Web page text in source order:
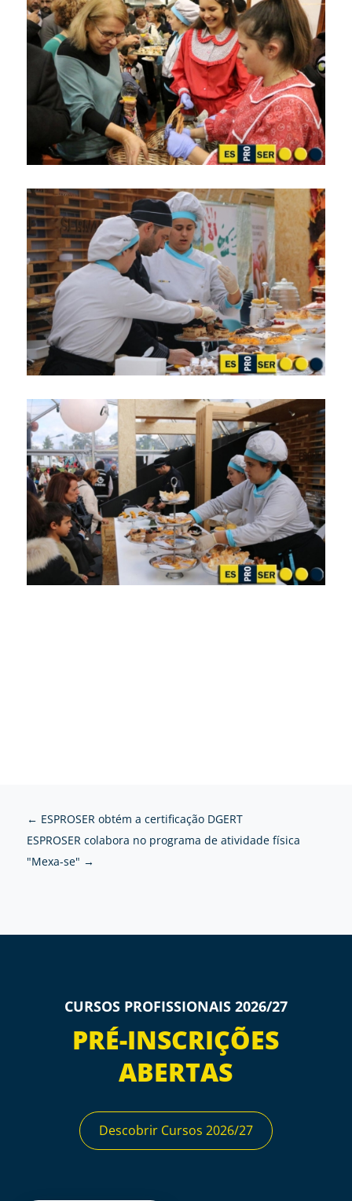
← ESPROSER obtém a certificação DGERT
ESPROSER colabora no programa de atividade física
"Mexa-se" →
CURSOS PROFISSIONAIS 2026/27
PRÉ-INSCRIÇÕES
ABERTAS
Descobrir Cursos 2026/27